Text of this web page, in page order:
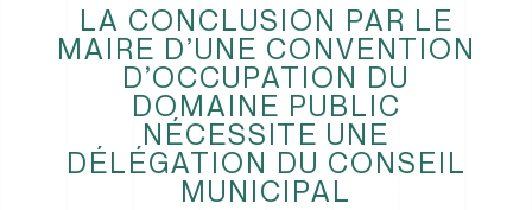
LA CONCLUSION PAR LE
MAIRE D’UNE CONVENTION
D’OCCUPATION DU
DOMAINE PUBLIC
NÉCESSITE UNE
DÉLÉGATION DU CONSEIL
MUNICIPAL